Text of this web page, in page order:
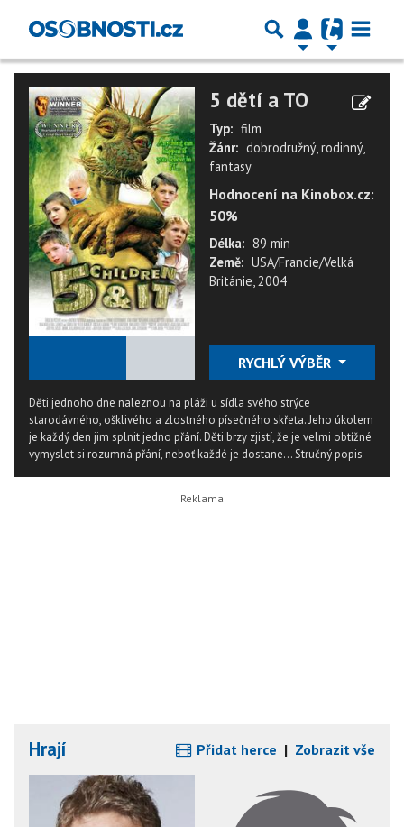
5 dětí a TO
Typ: film
Žánr: dobrodružný, rodinný,
fantasy
Hodnocení na Kinobox.cz:
50%
Délka: 89 min
Země: USA/Francie/Velká
Británie, 2004
RYCHLÝ VÝBĚR
Děti jednoho dne naleznou na pláži u sídla svého strýce
starodávného, ošklivého a zlostného písečného skřeta. Jeho úkolem
je každý den jim splnit jedno přání. Děti brzy zjistí, že je velmi obtížné
vymyslet si rozumná přání, neboť každé je dostane...Stručný popis
Hrají Přidat herce | Zobrazit vše